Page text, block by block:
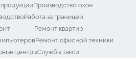
Производство окон
Работа за границей
Ремонт квартир
Ремонт офисной техники
центрыСлужбы такси